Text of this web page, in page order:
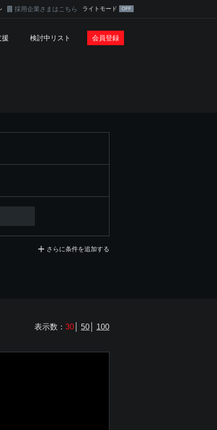
採用企業さまはこちら ライトモード
援 検討中リスト 会員登録
さらに条件を追加する
表示数： 30 50 100